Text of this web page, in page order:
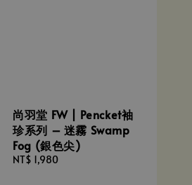
尚羽堂 FW | Pencket袖
珍系列 – 迷霧 Swamp
Fog (銀色尖)
Regular
NT$ 1,980